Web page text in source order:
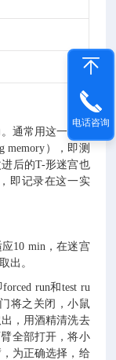
通常用这一模型
memory），即测
后的T-形迷宫也
即记录在这一实
10 min，在迷宫
出。
run和test ru
将之关闭，小鼠
，用酒精清洗去
全部打开，将小
为正确选择，给
电话咨询